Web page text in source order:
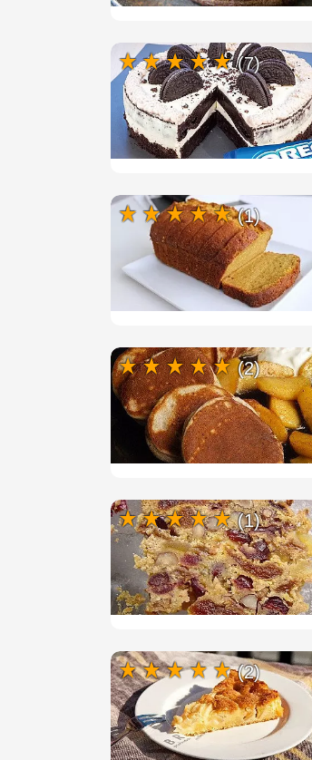
(7)
(1)
(2)
(1)
(2)